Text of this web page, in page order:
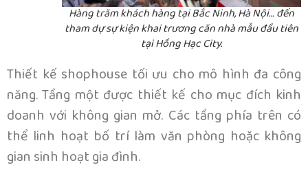
Hàng trăm khách hàng tại Bắc Ninh, Hà Nội… đến
tham dự sự kiện khai trương căn nhà mẫu đầu tiên
tại Hồng Hạc City.
Thiết kế shophouse tối ưu cho mô hình đa công
năng. Tầng một được thiết kế cho mục đích kinh
doanh với không gian mở. Các tầng phía trên có
thể linh hoạt bố trí làm văn phòng hoặc không
gian sinh hoạt gia đình.